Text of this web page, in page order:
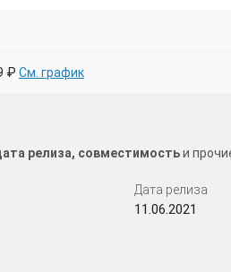
₽ См. график
релиза, совместимостьи
Дата релиза
11.06.2021